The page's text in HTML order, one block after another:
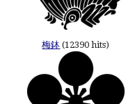
梅鉢 (12390 hits)